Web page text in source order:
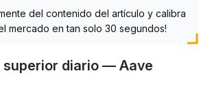
del contenido del artículo y calibra
mercado en tan solo 30 segundos!
superior diario — Aave